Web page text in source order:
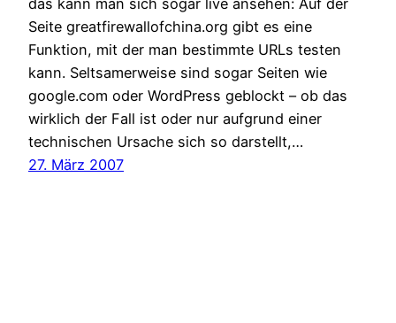
das kann man sich sogar live ansehen: Auf der
Seite greatfirewallofchina.org gibt es eine
Funktion, mit der man bestimmte URLs testen
kann. Seltsamerweise sind sogar Seiten wie
google.com oder WordPress geblockt – ob das
wirklich der Fall ist oder nur aufgrund einer
technischen Ursache sich so darstellt,…
27. März 2007